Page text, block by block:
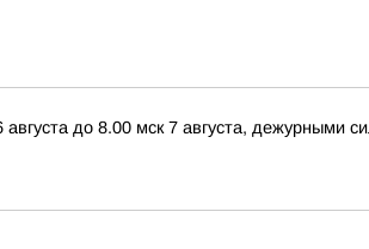
до 8.00 мск 7 августа, дежурными